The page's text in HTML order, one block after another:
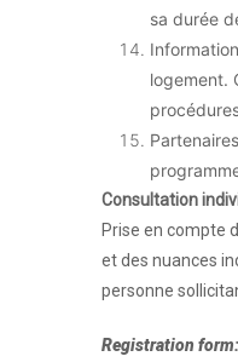
sa durée
logement.
Consultation
Prise en compte
et des nuances
personne
Registration form: